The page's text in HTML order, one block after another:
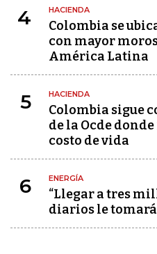
4 HACIENDA
Colombia se
con mayor
América Latina
5 HACIENDA
Colombia sigue
de la Ocde
costo de vida
6 ENERGÍA
“Llegar a tres
diarios le tomará